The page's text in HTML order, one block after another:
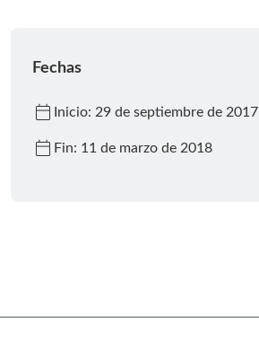
Fechas
calendar_today Inicio: 29 de septiembre de 2017
calendar_today Fin: 11 de marzo de 2018